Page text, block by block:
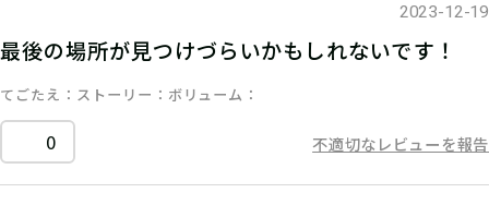
2023-12-19
最後の場所が見つけづらいかもしれないです！
てごたえ ストーリー ボリューム
0 不適切なレビューを報告